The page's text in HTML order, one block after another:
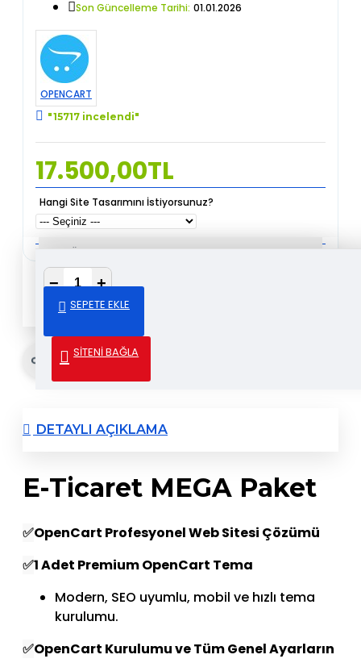
17.500,00TL
Son Güncelleme Tarihi: 01.01.2026
OPENCART
"15717 incelendi"
Hangi Site Tasarımını İstiyorsunuz?
− +
SEPETE EKLE
SİTENİ BAĞLA
✅ Ücretsiz Hosting + SSL
✅ Ücretsiz Kurulum
✅ Aylık ya da Yıllık Ödeme
Gönder & Paylaş
DETAYLI AÇIKLAMA
E-Ticaret MEGA Paket
✅OpenCart Profesyonel Web Sitesi Çözümü
✅1 Adet Premium OpenCart Tema
Modern, SEO uyumlu, mobil ve hızlı tema
kurulumu.
✅OpenCart Kurulumu ve Tüm Genel Ayarların